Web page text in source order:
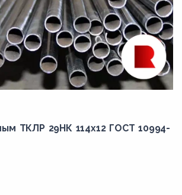
ТКЛР 29НК 114x12 ГОСТ 10994-